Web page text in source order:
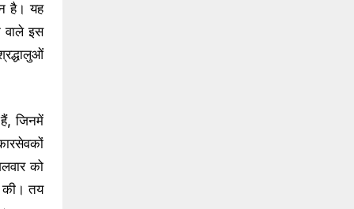
है। यह
वाले इस
जिनमें
को
की। तय